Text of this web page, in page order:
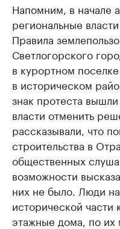
Напомним, в начале
региональные
Правила
Светлогорского
в курортном
в историческом
знак протеста
власти отменить
рассказывали, что
строительства в
общественных
возможности
них не было. Люди
исторической части
этажные дома, по их